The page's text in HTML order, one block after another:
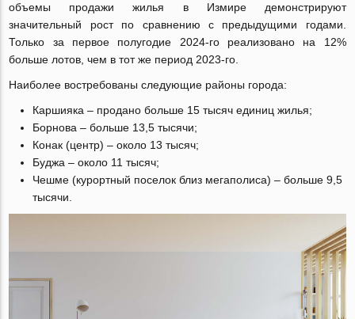
объемы продажи жилья в Измире демонстрируют
значительный рост по сравнению с предыдущими годами.
Только за первое полугодие 2024-го реализовано на 12%
больше лотов, чем в тот же период 2023-го.
Наиболее востребованы следующие районы города:
Каршияка – продано больше 15 тысяч единиц жилья;
Борнова – больше 13,5 тысячи;
Конак (центр) – около 13 тысяч;
Буджа – около 11 тысяч;
Чешме (курортный поселок близ мегаполиса) – больше 9,5
тысячи.